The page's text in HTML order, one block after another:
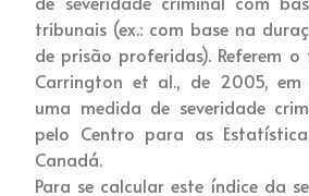
tribunais (ex.: com base na
de prisão proferidas). Referem
Carrington et al., de 2005,
uma medida de severidade
pelo Centro para as
Canadá.
Para se calcular este índice da